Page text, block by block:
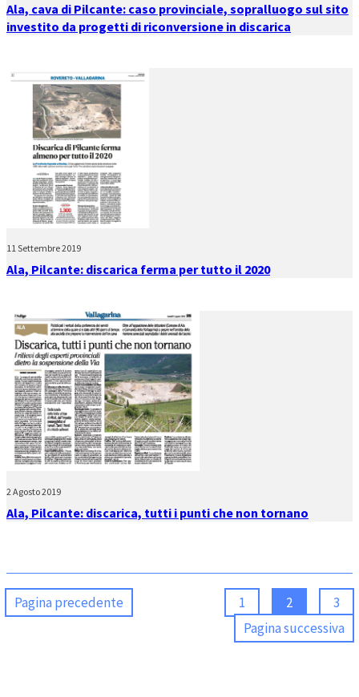
Ala, cava di Pilcante: caso provinciale, sopralluogo sul sito
investito da progetti di riconversione in discarica
11 Settembre 2019
Ala, Pilcante: discarica ferma per tutto il 2020
2 Agosto 2019
Ala, Pilcante: discarica, tutti i punti che non tornano
Pagina precedente 1 2
3
Pagina successiva